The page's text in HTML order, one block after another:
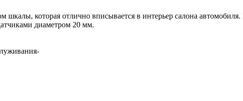
шкалы, которая отлично вписывается в интерьер салона
диаметром 20 мм.